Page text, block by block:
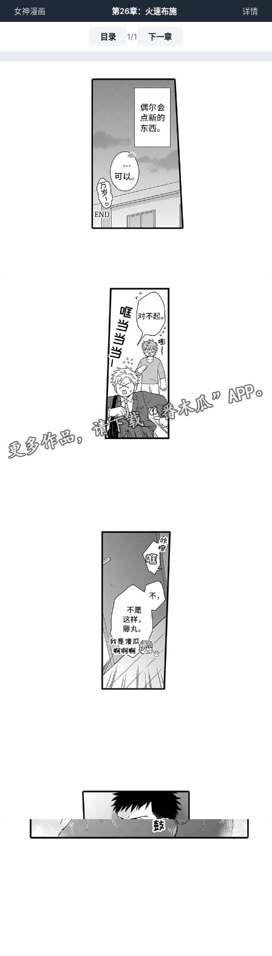
女神漫画 第26章：火速布施 详情
目录 1/1 下一章